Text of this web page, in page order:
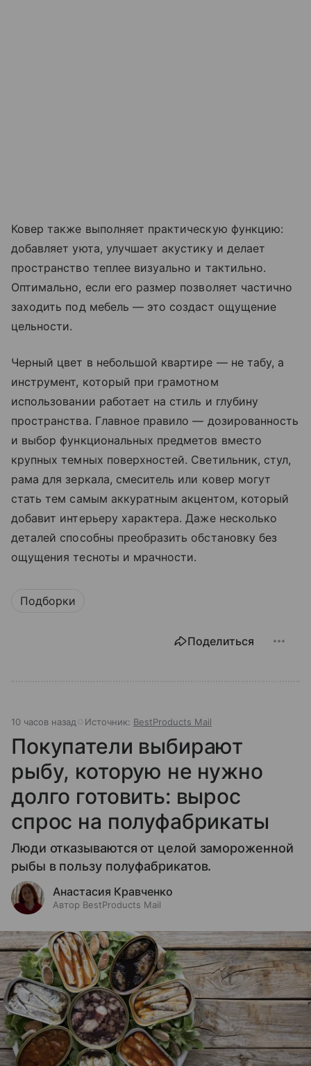
Ковер также выполняет практическую функцию:
добавляет уюта, улучшает акустику и делает
пространство теплее визуально и тактильно.
Оптимально, если его размер позволяет частично
заходить под мебель — это создаст ощущение
цельности.
Черный цвет в небольшой квартире — не табу, а
инструмент, который при грамотном
использовании работает на стиль и глубину
пространства. Главное правило — дозированность
и выбор функциональных предметов вместо
крупных темных поверхностей. Светильник, стул,
рама для зеркала, смеситель или ковер могут
стать тем самым аккуратным акцентом, который
добавит интерьеру характера. Даже несколько
деталей способны преобразить обстановку без
ощущения тесноты и мрачности.
Подборки
Поделиться
10 часов назад Источник: BestProducts Mail
Покупатели выбирают
рыбу, которую не нужно
долго готовить: вырос
спрос на полуфабрикаты
Люди отказываются от целой замороженной
рыбы в пользу полуфабрикатов.
Анастасия Кравченко
Автор BestProducts Mail